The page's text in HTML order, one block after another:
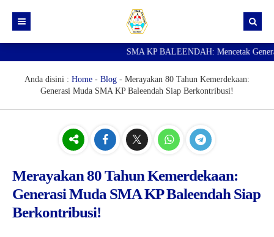
Berita
SNBP
SMA KP BALEENDAH: Mencetak
Anda disini : Home - Blog - Merayakan 80 Tahun Kemerdekaan:
Generasi Muda SMA KP Baleendah Siap Berkontribusi!
Merayakan 80 Tahun Kemerdekaan:
Generasi Muda SMA KP Baleendah Siap
Berkontribusi!